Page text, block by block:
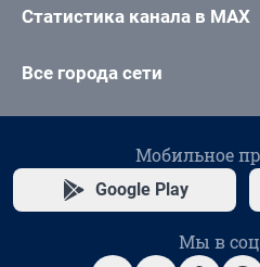
Статистика канала в MAX
Все города сети
Мобильное
Google Play
Мы в